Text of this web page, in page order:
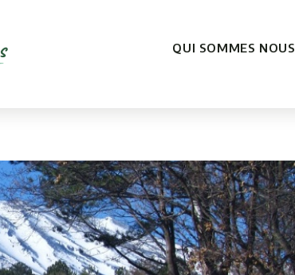
QUI SOMMES NOUS